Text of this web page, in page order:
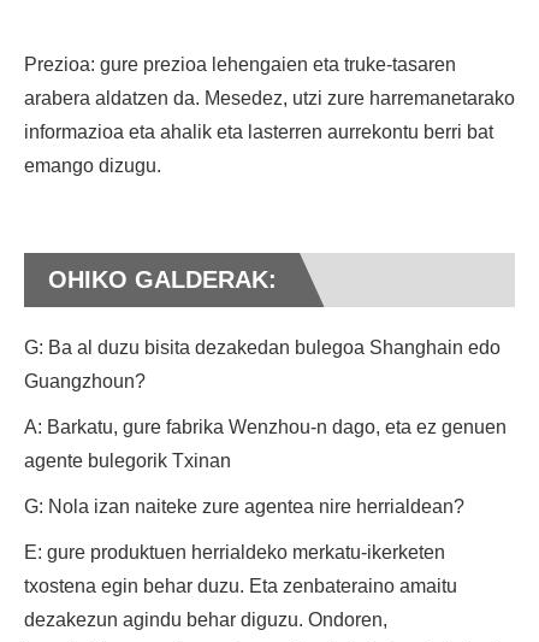
Prezioa: gure prezioa lehengaien eta truke-tasaren
arabera aldatzen da. Mesedez, utzi zure harremanetarako
informazioa eta ahalik eta lasterren aurrekontu berri bat
emango dizugu.
OHIKO GALDERAK:
G: Ba al duzu bisita dezakedan bulegoa Shanghain edo
Guangzhoun?
A: Barkatu, gure fabrika Wenzhou-n dago, eta ez genuen
agente bulegorik Txinan
G: Nola izan naiteke zure agentea nire herrialdean?
E: gure produktuen herrialdeko merkatu-ikerketen
txostena egin behar duzu. Eta zenbateraino amaitu
dezakezun agindu behar diguzu. Ondoren,